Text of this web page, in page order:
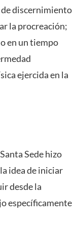
de discernimiento
la procreación;
en un tiempo
ejercida en la
Sede hizo
idea de iniciar
desde la
específicamente